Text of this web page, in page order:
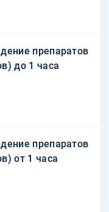
препаратов
до 1 часа
препаратов
от 1 часа